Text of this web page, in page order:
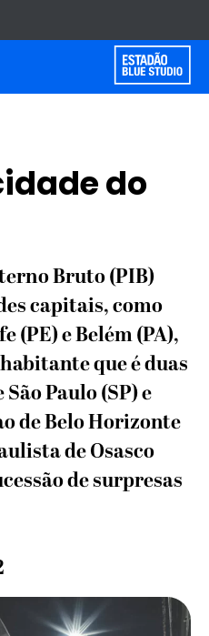
do
Bruto (PIB)
capitais, como
(PE) e Belém (PA),
que é duas
Paulo (SP) e
de Belo Horizonte
de Osasco
de surpresas